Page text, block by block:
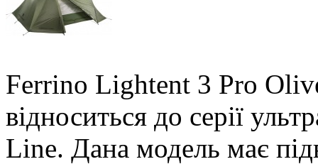
Ferrino Lightent 3 Pro
відноситься до серії
Line. Дана модель має